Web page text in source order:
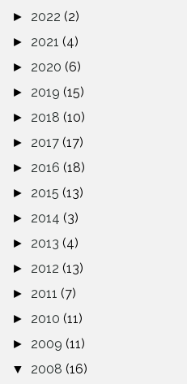
► 2022 (2)
► 2021 (4)
► 2020 (6)
► 2019 (15)
► 2018 (10)
► 2017 (17)
► 2016 (18)
► 2015 (13)
► 2014 (3)
► 2013 (4)
► 2012 (13)
► 2011 (7)
► 2010 (11)
► 2009 (11)
▼ 2008 (16)